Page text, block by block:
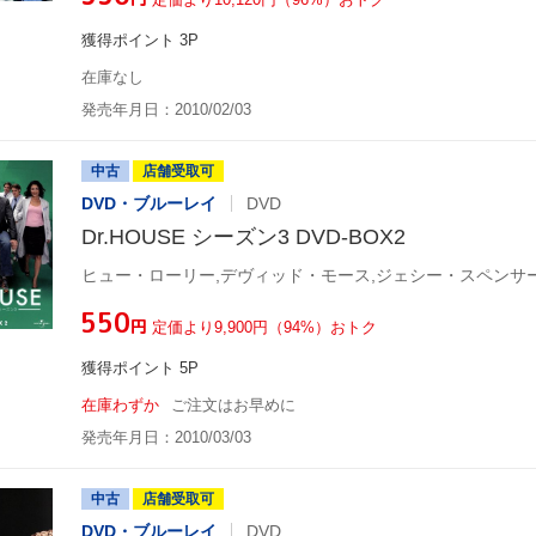
獲得ポイント 3P
在庫なし
発売年月日：2010/02/03
中古 店舗受取可
DVD・ブルーレイ DVD
Dr.HOUSE シーズン3 DVD-BOX2
ヒュー・ローリー,デヴィッド・モース,ジェシー・スペンサ
¥550円 定価より9,900円（94%）おトク
獲得ポイント 5P
在庫わずか
ご注文はお早めに
発売年月日：2010/03/03
中古 店舗受取可
DVD・ブルーレイ DVD